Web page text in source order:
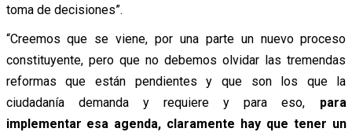
toma de decisiones”.
“Creemos que se viene, por una parte un nuevo proceso
constituyente, pero que no debemos olvidar las tremendas
reformas que están pendientes y que son los que la
ciudadanía demanda y requiere y para eso, para
implementar esa agenda, claramente hay que tener un